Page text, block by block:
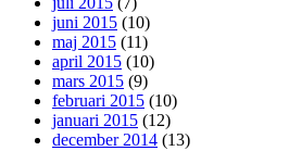
juni 2015 (10)
maj 2015 (11)
april 2015 (10)
mars 2015 (9)
februari 2015 (10)
januari 2015 (12)
december 2014 (13)